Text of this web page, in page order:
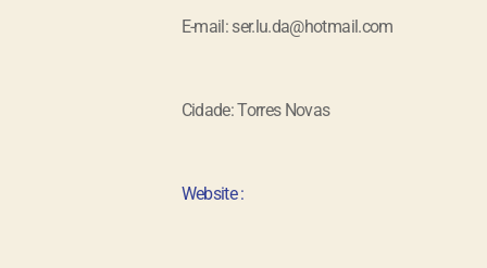
E-mail: ser.lu.da@hotmail.com
Cidade: Torres Novas
Website :